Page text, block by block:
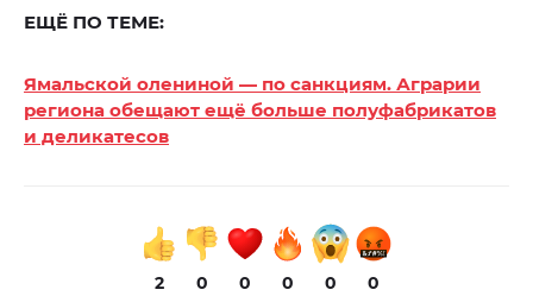
ЕЩЁ ПО ТЕМЕ:
Ямальской олениной — по санкциям. Аграрии
региона обещают ещё больше полуфабрикатов
и деликатесов
2 0 0 0 0 0